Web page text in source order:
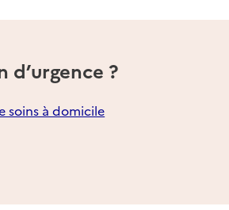
d’urgence ?
soins à domicile